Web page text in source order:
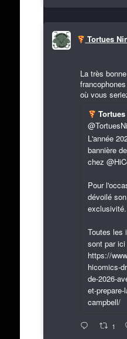
Tortues
La très
où vous
L'année
bannière
chez
Pour
dévoilé
exclusivité.
Toutes les
sont par
https://
hicomics-
de-2026-
et-prepare-
campbell/
1